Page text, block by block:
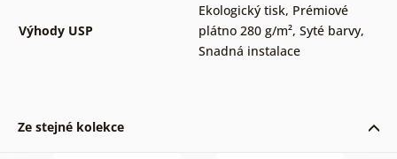
Výhody USP
Ekologický tisk, Prémiové
plátno 280 g/m², Syté barvy,
Snadná instalace
Ze stejné kolekce